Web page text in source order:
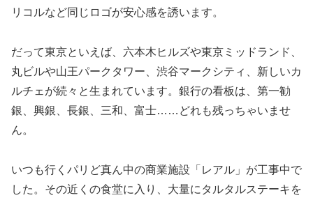
リコルなど同じロゴが安心感を誘います。
だって東京といえば、六本木ヒルズや東京ミッドランド、
丸ビルや山王パークタワー、渋谷マークシティ、新しいカ
ルチェが続々と生まれています。銀行の看板は、第一勧
銀、興銀、長銀、三和、富士……どれも残っちゃいませ
ん。
いつも行くパリど真ん中の商業施設「レアル」が工事中で
した。その近くの食堂に入り、大量にタルタルステーキを